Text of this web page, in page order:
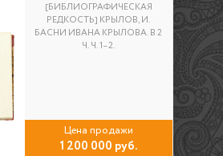
[БИБЛИОГРАФИЧЕСКАЯ
РЕДКОСТЬ] КРЫЛОВ, И.
БАСНИ ИВАНА КРЫЛОВА. В 2
Ч. Ч. 1–2.
Цена продажи
1 200 000 руб.